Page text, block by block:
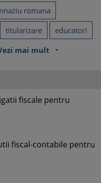
romana
titularizare
educatori
mai mult arrow_drop_down
fiscale pentru
fiscal-contabile pentru